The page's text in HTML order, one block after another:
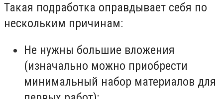
Такая подработка оправдывает себя по
нескольким причинам:
Не нужны большие вложения
(изначально можно приобрести
минимальный набор материалов для